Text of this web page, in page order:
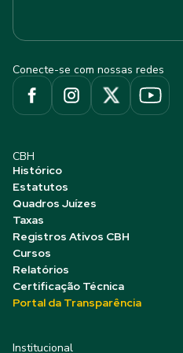
Conecte-se com nossas redes
CBH
Histórico
Estatutos
Quadros Juízes
Taxas
Registros Ativos CBH
Cursos
Relatórios
Certificação Técnica
Portal da Transparência
Institucional